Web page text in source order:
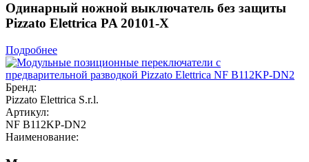
Одинарный ножной выключатель без защиты
Pizzato Elettrica PA 20101-X
Подробнее
Бренд:
Pizzato Elettrica S.r.l.
Артикул:
NF B112KP-DN2
Наименование: